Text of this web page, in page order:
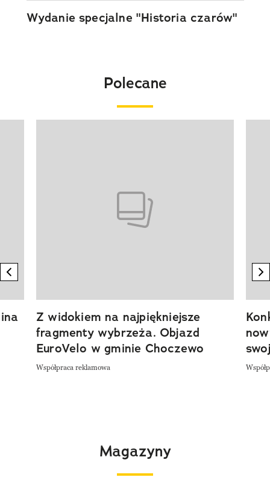
Wydanie specjalne "Historia czarów"
Polecane
previous element
Z widokiem na najpiękniejsze
fragmenty wybrzeża. Objazd
EuroVelo w gminie Choczewo
Współpraca reklamowa
Magazyny